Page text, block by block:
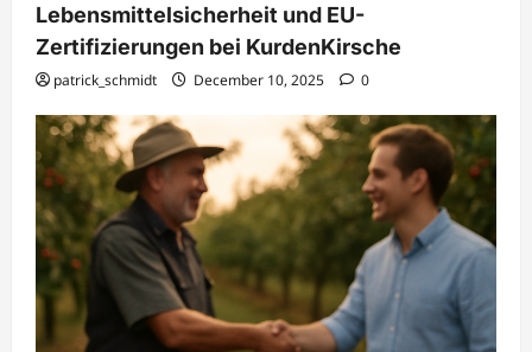
Lebensmittelsicherheit und EU-
Zertifizierungen bei KurdenKirsche
patrick_schmidt December 10, 2025 0